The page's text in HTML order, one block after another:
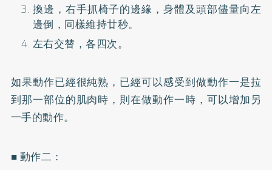
換邊，右手抓椅子的邊緣，身體及頭部儘量向左
邊倒，同樣維持廿秒。
左右交替，各四次。
如果動作已經很純熟，已經可以感受到做動作一是拉
到那一部位的肌肉時，則在做動作一時，可以增加另
一手的動作。
■ 動作二：